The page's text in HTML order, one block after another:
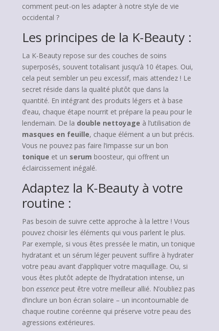
comment peut-on les adapter à notre style de vie
occidental ?
Les principes de la K-Beauty :
La K-Beauty repose sur des couches de soins
superposés, souvent totalisant jusqu’à 10 étapes. Oui,
cela peut sembler un peu excessif, mais attendez ! Le
secret réside dans la qualité plutôt que dans la
quantité. En intégrant des produits légers et à base
d’eau, chaque étape nourrit et prépare la peau pour le
lendemain. De la double nettoyage à l’utilisation de
masques en feuille, chaque élément a un but précis.
Vous ne pouvez pas faire l’impasse sur un bon
tonique et un serum boosteur, qui offrent un
éclaircissement inégalé.
Adaptez la K-Beauty à votre
routine :
Pas besoin de suivre cette approche à la lettre ! Vous
pouvez choisir les éléments qui vous parlent le plus.
Par exemple, si vous êtes pressée le matin, un tonique
hydratant et un sérum léger peuvent suffire à hydrater
votre peau avant d’appliquer votre maquillage. Ou, si
vous êtes plutôt adepte de l’hydratation intense, un
bon essencepeut être votre meilleur allié. N’oubliez pas
d’inclure un bon écran solaire – un incontournable de
chaque routine coréenne qui préserve votre peau des
agressions extérieures.